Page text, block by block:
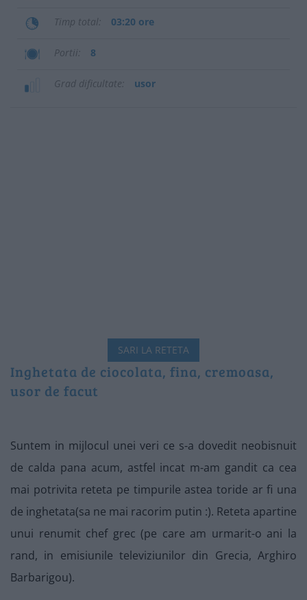
Timp total 03:20 ore
Portii 8
Grad dificultate usor
SARI LA RETETA
Inghetata de ciocolata, fina, cremoasa,
usor de facut
Suntem in mijlocul unei veri ce s-a dovedit neobisnuit
de calda pana acum, astfel incat m-am gandit ca cea
mai potrivita reteta pe timpurile astea toride ar fi una
de inghetata(sa ne mai racorim putin :). Reteta apartine
unui renumit chef grec (pe care am urmarit-o ani la
rand, in emisiunile televiziunilor din Grecia, Arghiro
Barbarigou).